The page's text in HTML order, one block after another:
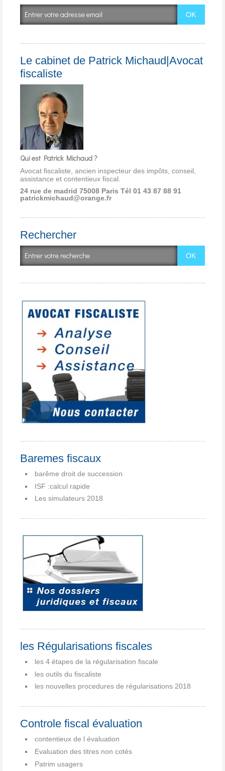
Le cabinet de Patrick Michaud|Avocat
fiscaliste
Qui est Patrick Michaud ?
Avocat fiscaliste, ancien inspecteur des impôts, conseil,
assistance et contentieux fiscal.
24 rue de madrid 75008 Paris Tél 01 43 87 88 91
patrickmichaud@orange.fr
Rechercher
Baremes fiscaux
barême droit de succession
ISF :calcul rapide
Les simulateurs 2018
les Régularisations fiscales
les 4 étapes de la régularisation fiscale
les outils du fiscaliste
les nouvelles procedures de régularisations 2018
Controle fiscal évaluation
contentieux de l évaluation
Evaluation des titres non cotés
Patrim usagers